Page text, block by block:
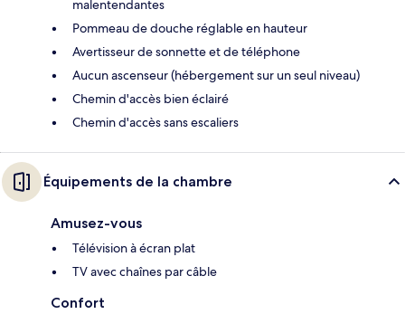
malentendantes
Pommeau de douche réglable en hauteur
Avertisseur de sonnette et de téléphone
Aucun ascenseur (hébergement sur un seul niveau)
Chemin d'accès bien éclairé
Chemin d'accès sans escaliers
Équipements de la chambre
Amusez-vous
Télévision à écran plat
TV avec chaînes par câble
Confort